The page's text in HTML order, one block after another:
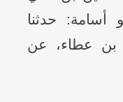
أسامة: حدثنا
بن عطاء، عن